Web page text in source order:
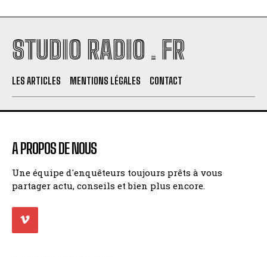
STUDIO RADIO . FR
LES ARTICLES MENTIONS LÉGALES CONTACT
A PROPOS DE NOUS
Une équipe d'enquêteurs toujours prêts à vous
partager actu, conseils et bien plus encore.